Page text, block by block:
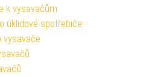
k vysavačům
úklidové spotřebiče
vysavače